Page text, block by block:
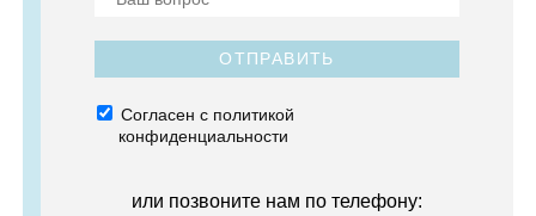
ОТПРАВИТЬ
Согласен с политикой
конфиденциальности
или позвоните нам по телефону: